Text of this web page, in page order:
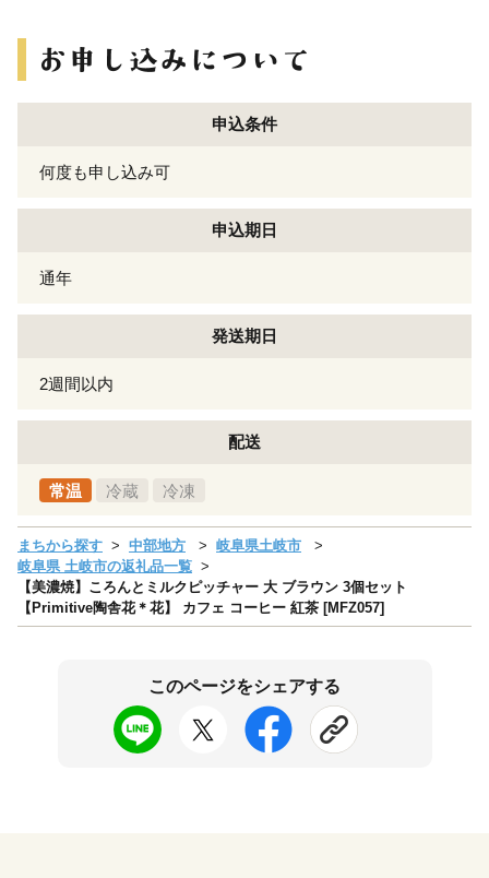
申込条件
何度も申し込み可
申込期日
通年
発送期日
2週間以内
配送
常温 冷蔵 冷凍
まちから探す 中部地方
岐阜県土岐市
岐阜県 土岐市の返礼品一覧
【美濃焼】ころんとミルクピッチャー 大 ブラウン 3個セット
【Primitive陶舎花＊花】 カフェ コーヒー 紅茶 [MFZ057]
このページをシェアする